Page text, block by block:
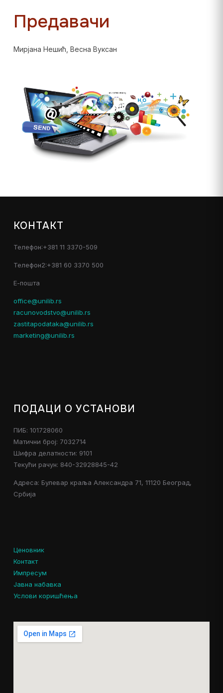
Предавачи
Мирјана Нешић, Весна Вуксан
КОНТАКТ
Телефон:+381 11 3370-509
Телефон2:+381 60 3370 500
Е-пошта
office@unilib.rs
racunovodstvo@unilib.rs
zastitapodataka@unilib.rs
marketing@unilib.rs
ПОДАЦИ О УСТАНОВИ
ПИБ: 101728060
Матични број: 7032714
Шифра делатности: 9101
Текући рачун: 840-32928845-42
Адреса: Булевар краља Александра 71, 11120 Београд,
Србија
Ценовник
Контакт
Импресум
Јавна набавка
Услови коришћења